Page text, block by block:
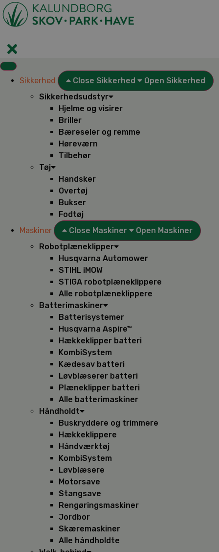
Videre
til
indhold
Sikkerhed Close Sikkerhed
Open Sikkerhed
Sikkerhedsudstyr
Hjelme og visirer
Briller
Bæreseler og remme
Høreværn
Tilbehør
Tøj
Handsker
Overtøj
Bukser
Fodtøj
Maskiner
Close Maskiner
Open Maskiner
Robotplæneklipper
Husqvarna Automower
STIHL iMOW
STIGA robotplæneklippere
Alle robotplæneklippere
Batterimaskiner
Batterisystemer
Husqvarna Aspire™
Hækkeklipper batteri
KombiSystem
Kædesav batteri
Løvblæserer batteri
Plæneklipper batteri
Alle batterimaskiner
Håndholdt
Buskryddere og trimmere
Hækkeklippere
Håndværktøj
KombiSystem
Løvblæsere
Motorsave
Stangsave
Rengøringsmaskiner
Jordbor
Skæremaskiner
Alle håndholdte